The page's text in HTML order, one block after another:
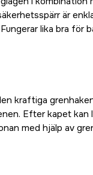
är
lika bra för
kraftiga
Efter kapet kan
med hjälp av